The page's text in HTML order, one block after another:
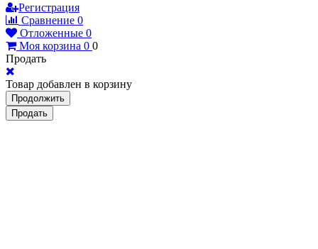
Регистрация
Сравнение 0
Отложенные 0
Моя корзина 0 0
Продать
Товар добавлен в корзину
Продолжить
Продать